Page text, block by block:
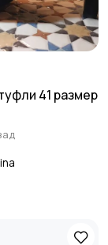
41 размер